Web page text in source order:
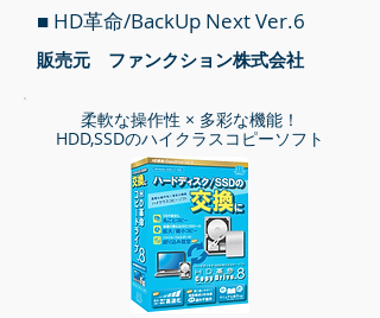
■ HD革命/BackUp Next Ver.6
​販売元 ファンクション株式会社
柔軟な操作性 × 多彩な機能！
HDD,SSDのハイクラスコピーソフト